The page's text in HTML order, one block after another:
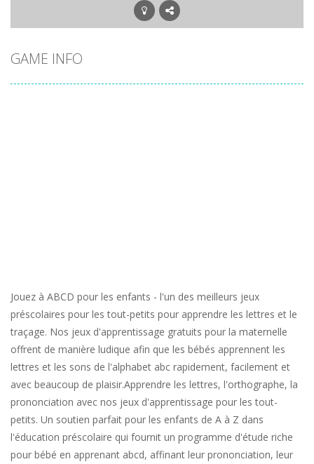
GAME INFO
Jouez à ABCD pour les enfants - l'un des meilleurs jeux
préscolaires pour les tout-petits pour apprendre les lettres et le
traçage. Nos jeux d'apprentissage gratuits pour la maternelle
offrent de manière ludique afin que les bébés apprennent les
lettres et les sons de l'alphabet abc rapidement, facilement et
avec beaucoup de plaisir.Apprendre les lettres, l'orthographe, la
prononciation avec nos jeux d'apprentissage pour les tout-
petits. Un soutien parfait pour les enfants de A à Z dans
l'éducation préscolaire qui fournit un programme d'étude riche
pour bébé en apprenant abcd, affinant leur prononciation, leur